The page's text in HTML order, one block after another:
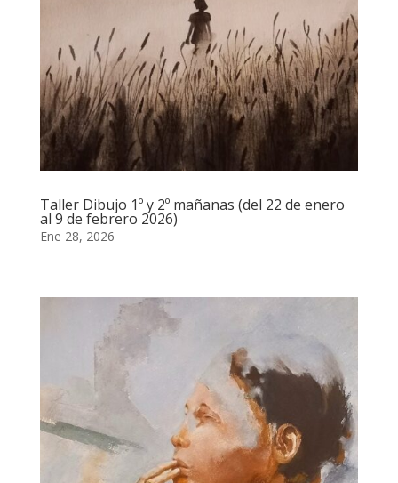
Taller Dibujo 1º y 2º mañanas (del 22 de enero
al 9 de febrero 2026)
Ene 28, 2026